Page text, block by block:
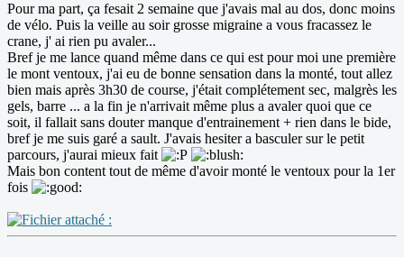
Pour ma part, ça fesait 2 semaine que j'avais mal au dos, donc moins
de vélo. Puis la veille au soir grosse migraine a vous fracassez le
crane, j' ai rien pu avaler...
Bref je me lance quand même dans ce qui est pour moi une première
le mont ventoux, j'ai eu de bonne sensation dans la monté, tout allez
bien mais après 3h30 de course, j'était complétement sec, malgrès les
gels, barre ... a la fin je n'arrivait même plus a avaler quoi que ce
soit, il fallait sans douter manque d'entrainement + rien dans le bide,
bref je me suis garé a sault. J'avais hesiter a basculer sur le petit
parcours, j'aurai mieux fait
Mais bon content tout de même d'avoir monté le ventoux pour la 1er
fois